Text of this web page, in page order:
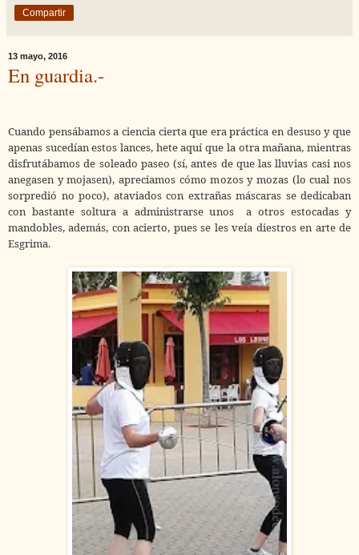
Compartir
13 mayo, 2016
En guardia.-
Cuando pensábamos a ciencia cierta que era práctica en desuso y que
apenas sucedían estos lances, hete aquí que la otra mañana, mientras
disfrutábamos de soleado paseo (sí, antes de que las lluvias casi nos
anegasen y mojasen), apreciamos cómo mozos y mozas (lo cual nos
sorpredió no poco), ataviados con extrañas máscaras se dedicaban
con bastante soltura a administrarse unos a otros estocadas y
mandobles, además, con acierto, pues se les veía diestros en arte de
Esgrima.